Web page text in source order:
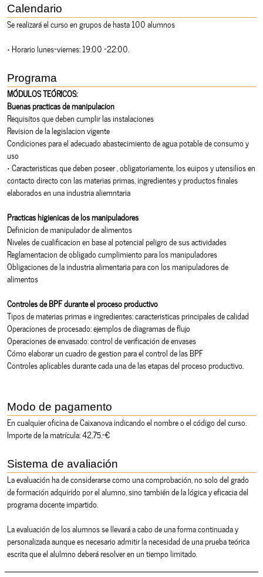
Calendario
Se realizará el curso en grupos de hasta 100 alumnos
• Horario lunes-viernes: 19:00 –22:00.
Programa
MÓDULOS TEÓRICOS:
Buenas practicas de manipulacion
Requisitos que deben cumplir las instalaciones
Revision de la legislacion vigente
Condiciones para el adecuado abastecimiento de agua potable de consumo y
uso
• Caracteristicas que deben poseer , obligatoriamente, los euipos y utensilios en
contacto directo con las materias primas, ingredientes y productos finales
elaborados en una industria aliemntaria
Practicas higienicas de los manipuladores
Definicion de manipulador de alimentos
Niveles de cualificacion en base al potencial peligro de sus actividades
Reglamentacion de obligado cumplimiento para los manipuladores
Obligaciones de la industria alimentaria para con los manipuladores de
alimentos
Controles de BPF durante el proceso productivo
Tipos de materias primas e ingredientes: caracteristicas principales de calidad
Operaciones de procesado: ejemplos de diagramas de flujo
Operaciones de envasado: control de verificación de envases
Cómo elaborar un cuadro de gestion para el control de las BPF
Controles aplicables durante cada una de las etapas del proceso productivo.
Modo de pagamento
En cualquier oficina de Caixanova indicando el nombre o el código del curso.
Importe de la matrícula: 42,75.-€
Sistema de avaliación
La evaluación ha de considerarse como una comprobación, no solo del grado
de formación adquirido por el alumno, sino también de la lógica y eficacia del
programa docente impartido.
La evaluación de los alumnos se llevará a cabo de una forma continuada y
personalizada aunque es necesario admitir la necesidad de una prueba teórica
escrita que el alulmno deberá resolver en un tiempo limitado.